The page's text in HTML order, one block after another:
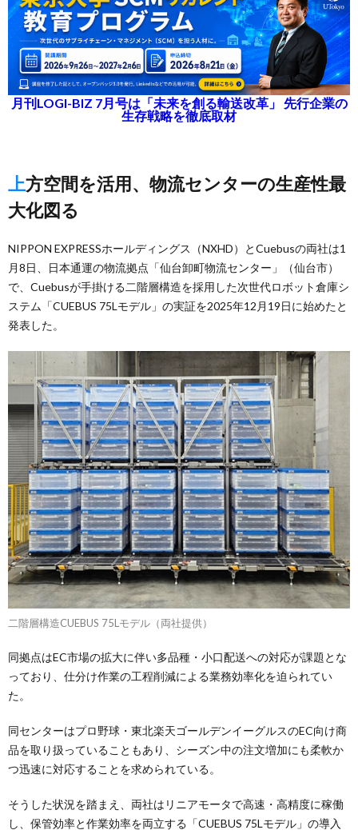
月刊LOGI-BIZ 7月号は「未来を創る輸送改革」 先行企業の
生存戦略を徹底取材
上方空間を活用、物流センターの生産性最
大化図る
NIPPON EXPRESSホールディングス（NXHD）とCuebusの両社は1
月8日、日本通運の物流拠点「仙台卸町物流センター」（仙台市）
で、Cuebusが手掛ける二階層構造を採用した次世代ロボット倉庫シ
ステム「CUEBUS 75Lモデル」の実証を2025年12月19日に始めたと
発表した。
二階層構造CUEBUS 75Lモデル（両社提供）
同拠点はEC市場の拡大に伴い多品種・小口配送への対応が課題とな
っており、仕分け作業の工程削減による業務効率化を迫られてい
た。
同センターはプロ野球・東北楽天ゴールデンイーグルスのEC向け商
品を取り扱っていることもあり、シーズン中の注文増加にも柔軟か
つ迅速に対応することを求められている。
そうした状況を踏まえ、両社はリニアモータで高速・高精度に稼働
し、保管効率と作業効率を両立する「CUEBUS 75Lモデル」の導入